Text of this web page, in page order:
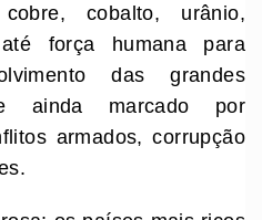
cobalto, urânio,
força humana para
das grandes
ainda marcado por
armados, corrupção